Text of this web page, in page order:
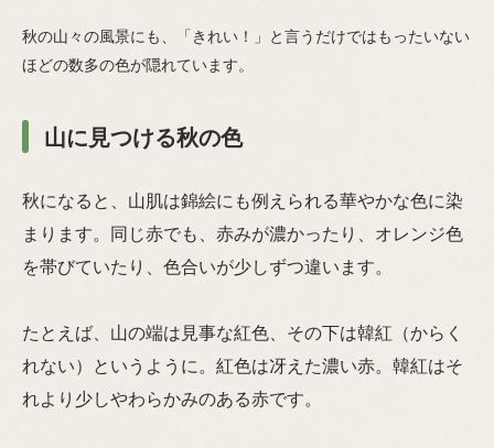
秋の山々の風景にも、「きれい！」と言うだけではもったいない
ほどの数多の色が隠れています。
山に見つける秋の色
秋になると、山肌は錦絵にも例えられる華やかな色に染
まります。同じ赤でも、赤みが濃かったり、オレンジ色
を帯びていたり、色合いが少しずつ違います。
たとえば、山の端は見事な紅色、その下は韓紅（からく
れない）というように。紅色は冴えた濃い赤。韓紅はそ
れより少しやわらかみのある赤です。